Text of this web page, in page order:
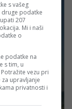
s vašeg
druge podatke
207
Mi i naši
o
podatke na
s tim, u
vezu pri
upravljanje
privatnosti i